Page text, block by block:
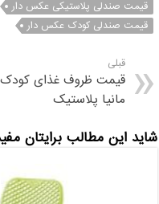
قیمت صندلی پلاستیکی عکس دار
قیمت صندلی کودک عکس دار
قبلی
قیمت ظروف غذای کودک
مانیا پلاستیک
شاید این مطالب برایتان